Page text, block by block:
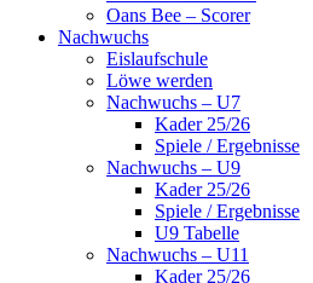
Oans Bee – Scorer
Nachwuchs
Eislaufschule
Löwe werden
Nachwuchs – U7
Kader 25/26
Spiele / Ergebnisse
Nachwuchs – U9
Kader 25/26
Spiele / Ergebnisse
U9 Tabelle
Nachwuchs – U11
Kader 25/26